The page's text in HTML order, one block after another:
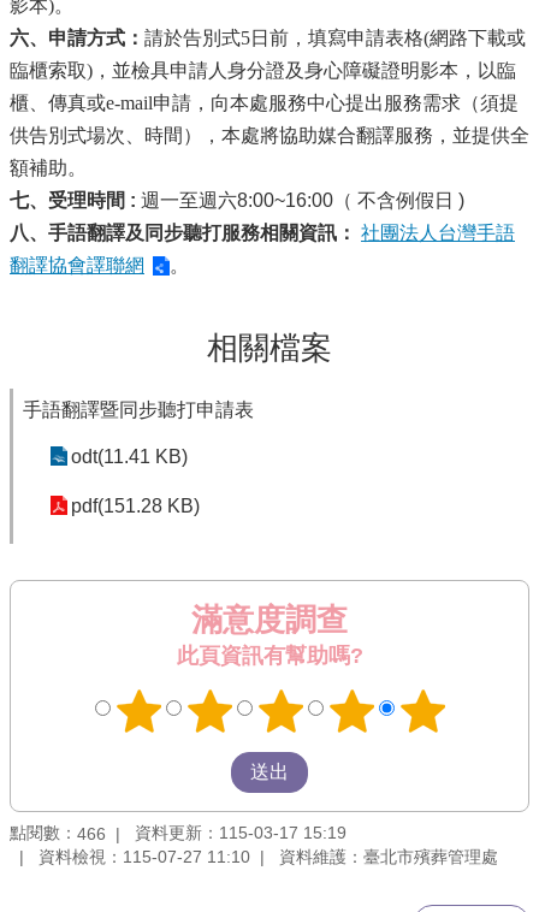
影本)。
六、申請方式： 請於告別式5日前，填寫申請表格(網路下載或
臨櫃索取)，並檢具申請人身分證及身心障礙證明影本，以臨
櫃、傳真或e-mail申請，向本處服務中心提出服務需求（須提
供告別式場次、時間），本處將協助媒合翻譯服務，並提供全
額補助。
七、 受理時間 : 週一至週六8:00~16:00 （ 不含例假日 )
八、手語翻譯及同步聽打服務相關資訊： 社團法人台灣手語
翻譯協會譯聯網
。
相關檔案
手語翻譯暨同步聽打申請表
odt(11.41 KB)
pdf(151.28 KB)
滿意度調查
此頁資訊有幫助嗎?
點閱數： 466
資料更新：115-03-17 15:19
資料檢視：115-07-27 11:10
資料維護：臺北市殯葬管理處